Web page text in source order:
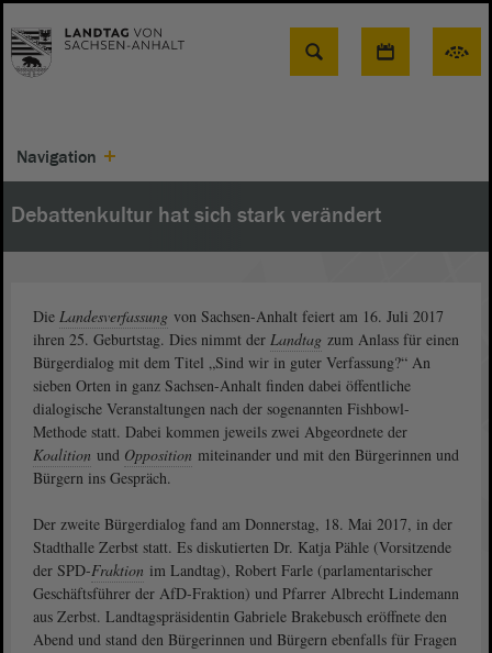
Suche
Navigation
Debattenkultur hat sich stark verändert
Die Landesverfassung von Sachsen-Anhalt feiert am 16. Juli 2017
ihren 25. Geburtstag. Dies nimmt der Landtag zum Anlass für einen
Bürgerdialog mit dem Titel „Sind wir in guter Verfassung?“ An
sieben Orten in ganz Sachsen-Anhalt finden dabei öffentliche
dialogische Veranstaltungen nach der sogenannten Fishbowl-
Methode statt. Dabei kommen jeweils zwei Abgeordnete der
Koalition und Opposition miteinander und mit den Bürgerinnen und
Bürgern ins Gespräch.
Der zweite Bürgerdialog fand am Donnerstag, 18. Mai 2017, in der
Stadthalle Zerbst statt. Es diskutierten Dr. Katja Pähle (Vorsitzende
der SPD-Fraktion im Landtag), Robert Farle (parlamentarischer
Geschäftsführer der AfD-Fraktion) und Pfarrer Albrecht Lindemann
aus Zerbst. Landtagspräsidentin Gabriele Brakebusch eröffnete den
Abend und stand den Bürgerinnen und Bürgern ebenfalls für Fragen